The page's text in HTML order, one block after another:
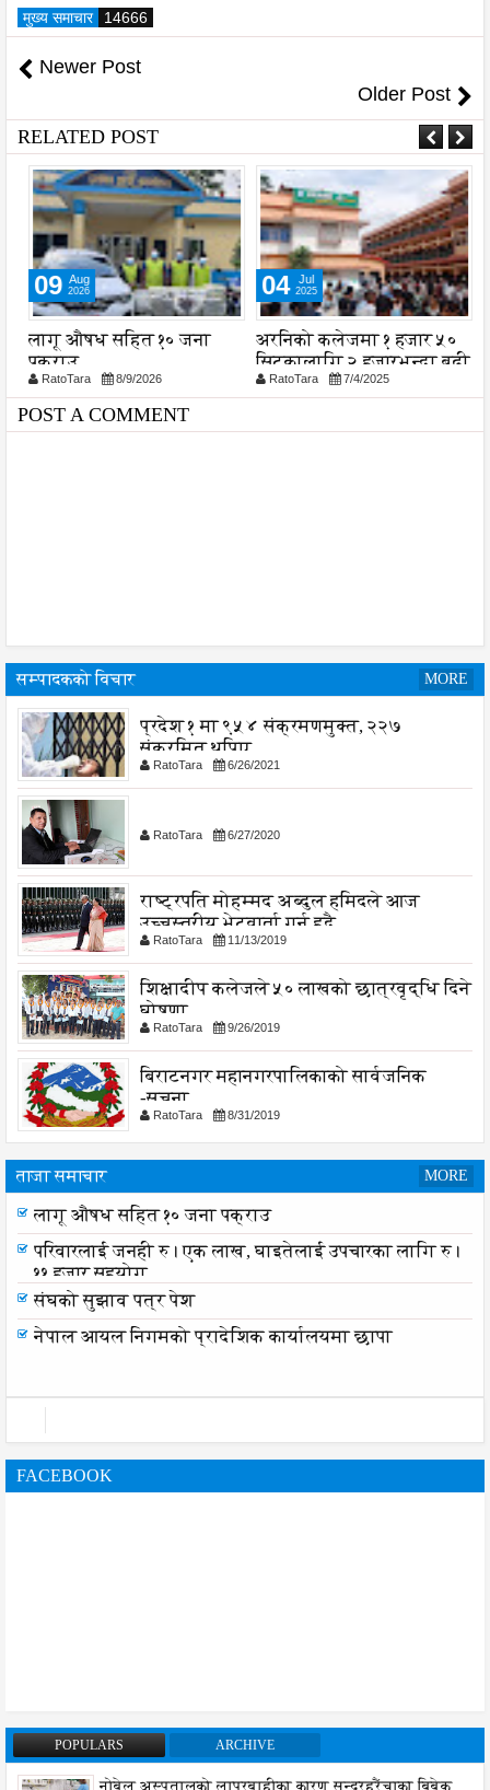
मुख्य समाचार 14666
Newer Post
Older Post
RELATED POST
09 Aug
2026
लागू औषध सहित १० जना
पक्राउ
RatoTara 8/9/2026
04 Jul
2025
अरनिको कलेजमा १ हजार ५०
सिटकालागि २ हजारभन्दा बढी
विद्यार्थी दिए परीक्षा
RatoTara 7/4/2025
POST A COMMENT
सम्पादकको विचार MORE
प्रदेश १ मा ९५४ संक्रमणमुक्त, २२७
संक्रमित थपिए
RatoTara 6/26/2021
RatoTara 6/27/2020
राष्ट्रपति मोहम्मद अब्दुल हमिदले आज
उच्चस्तरीय भेटवार्ता गर्नु हुदै,
RatoTara 11/13/2019
शिक्षादीप कलेजले ५० लाखको छात्रवृद्धि दिने
घोषणा
RatoTara 9/26/2019
बिराटनगर महानगरपालिकाको सार्वजनिक
-सुचना
RatoTara 8/31/2019
ताजा समाचार MORE
लागू औषध सहित १० जना पक्राउ
परिवारलाई जनही रु। एक लाख, घाइतेलाई उपचारका लागि रु।
११ हजार सहयोग
संघको सुझाव पत्र पेश
नेपाल आयल निगमको प्रादेशिक कार्यालयमा छापा
FACEBOOK
POPULARS ARCHIVE
नोबेल अस्पतालको लापरबाहीका कारण सुन्दरहरैंचाका बिबेक